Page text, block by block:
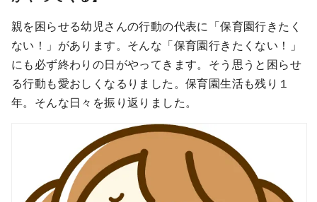
親を困らせる幼児さんの行動の代表に「保育園行きたく
ない！」があります。そんな「保育園行きたくない！」
にも必ず終わりの日がやってきます。そう思うと困らせ
る行動も愛おしくなるりました。保育園生活も残り１
年。そんな日々を振り返りました。